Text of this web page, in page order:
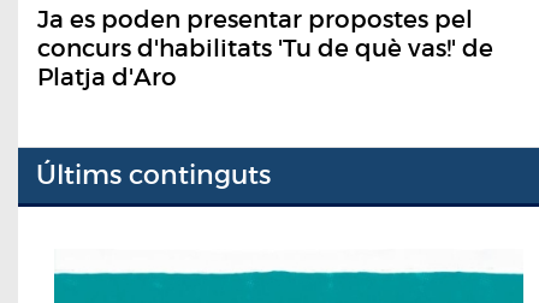
Ja es poden presentar propostes pel
concurs d'habilitats 'Tu de què vas!' de
Platja d'Aro
Últims continguts